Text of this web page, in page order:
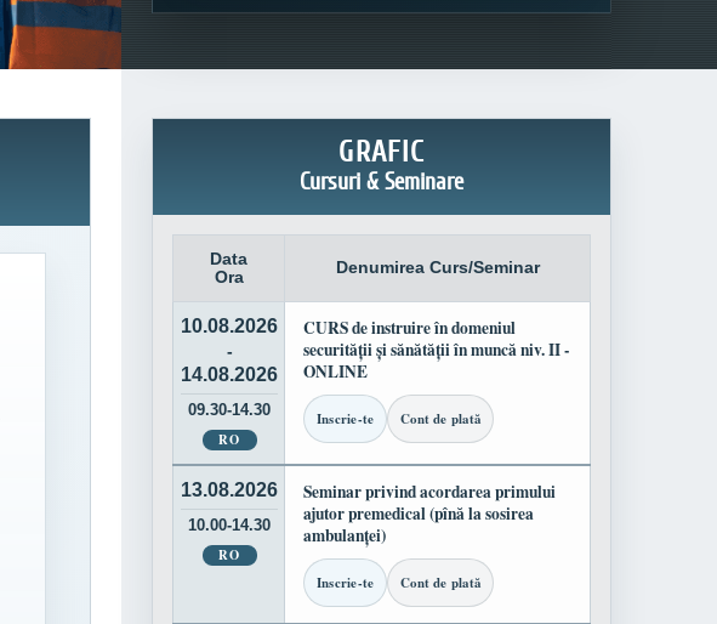
GRAFIC
Cursuri & Seminare
Data
Ora
Denumirea Curs/Seminar
10.08.2026
-
14.08.2026
09.30-14.30
RO
CURS de instruire în domeniul
securității și sănătății în muncă niv. II -
ONLINE
Inscrie-te Cont de plată
13.08.2026
10.00-14.30
RO
Seminar privind acordarea primului
ajutor premedical (pînă la sosirea
ambulanței)
Inscrie-te Cont de plată